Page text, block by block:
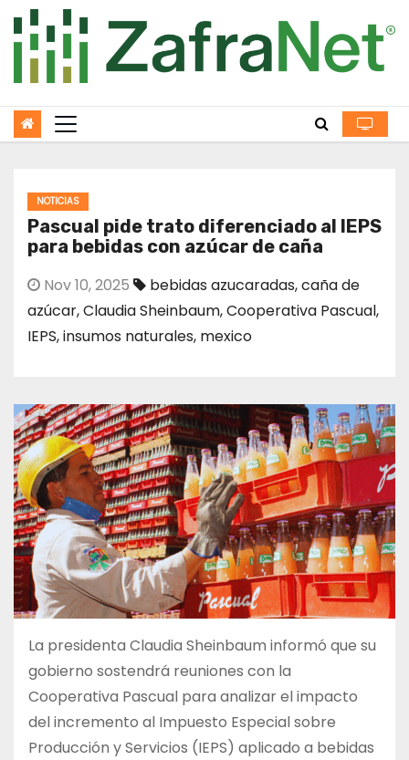
to
content
NOTICIAS
Pascual pide trato diferenciado al IEPS
para bebidas con azúcar de caña
Nov 10, 2025 bebidas azucaradas,caña de
azúcar,Claudia Sheinbaum,Cooperativa Pascual,
IEPS,insumos naturales, mexico
La presidenta Claudia Sheinbaum informó que su
gobierno sostendrá reuniones con la
Cooperativa Pascual para analizar el impacto
del incremento al Impuesto Especial sobre
Producción y Servicios (IEPS) aplicado a bebidas